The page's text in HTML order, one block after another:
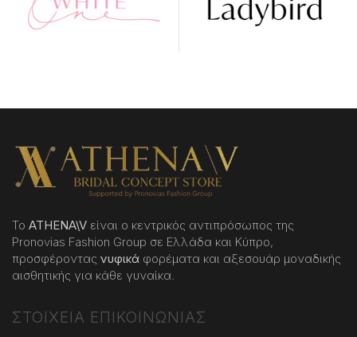
Το ATHENA\V είναι ο κεντρικός αντιπρόσωπος της
Pronovias Fashion Group σε Ελλάδα και Κύπρο,
προσφέροντας νυφικά φορέματα και αξεσουάρ μοναδικής
αισθητικής για κάθε γυναίκα.
ΣΤΟΙΧΕΙΑ ΕΠΙΚΟΙΝΩΝΙΑΣ